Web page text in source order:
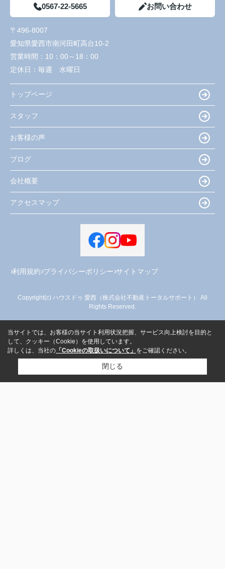
0567-22-5665 お問い合わせ
〒496-8007
愛知県愛西市南河田町高台10-2
営業時間： 10：00～18：00
定休日： 毎週 水曜日
トップページ
スタッフ
お客様の声
ブログ
会社概要
アクセスマップ
利用規約 プライバシーポリシー サイトマップ
Copyright(c) ハウスドゥ 愛西（株式会社不動産トータルサポート） All
Rights Reserved.
当サイトでは、お客様の当サイト利用状況把握、サービス向上検討を目的と
して、クッキー（Cookie）を使用しています。
詳しくは、当社の 「Cookieの取扱いについて」 をご確認ください。
閉じる